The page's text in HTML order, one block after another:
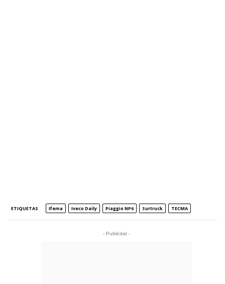
ETIQUETAS Ifema Iveco Daily Piaggio NP6 Surtruck TECMA
- Publicitat -